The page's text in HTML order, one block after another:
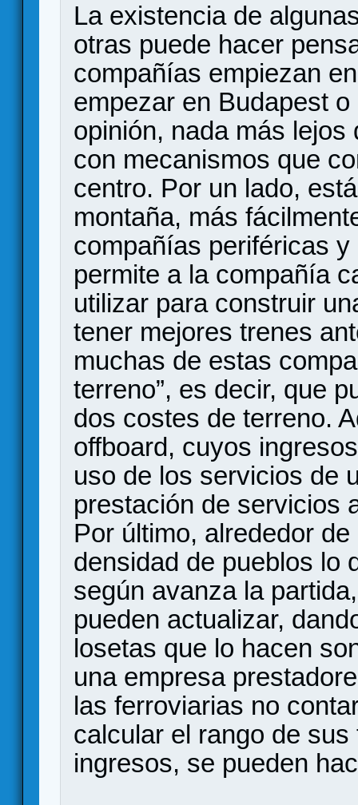
La existencia de
otras puede hacer
compañías empiezan
empezar en Budapest
opinión, nada más
con mecanismos que
centro. Por un lado,
montaña, más
compañías periféricas
permite a la compañía
utilizar para construir
tener mejores trenes
muchas de estas
terreno”, es decir, que
dos costes de terreno.
offboard, cuyos
uso de los servicios de
prestación de servicios
Por último, alrededor
densidad de pueblos lo
según avanza la
pueden actualizar,
losetas que lo hacen
una empresa
las ferroviarias no
calcular el rango de
ingresos, se pueden